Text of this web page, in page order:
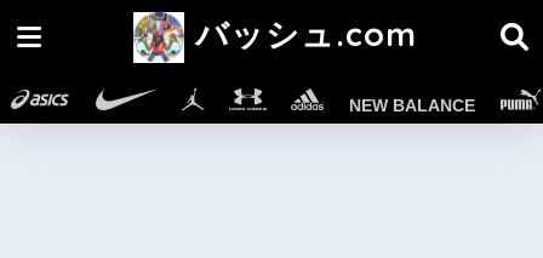
バッシュ.com
NEW BALANCE